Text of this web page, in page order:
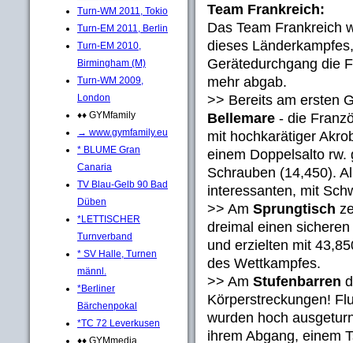
Turn-WM 2011, Tokio
Turn-EM 2011, Berlin
Turn-EM 2010,
Birmingham (M)
Turn-WM 2009,
London
♦♦ GYMfamily
→ www.gymfamily.eu
* BLUME Gran
Canaria
TV Blau-Gelb 90 Bad
Düben
*LETTISCHER
Turnverband
* SV Halle, Turnen
männl.
*Berliner
Bärchenpokal
*TC 72 Leverkusen
♦♦ GYMmedia
Team Frankreich:
Das Team Frankreich
dieses
Gerätedurchgang die
mehr abgab.
>> Bereits am ersten
Bellemare - die
mit hochkarätiger
einem Doppelsalto
Schrauben (14,450).
interessanten, mit
>> Am Sprungtisch
dreimal einen
und erzielten mit
des Wettkampfes.
>> Am Stufenbarren
Körperstreckungen!
wurden hoch
ihrem Abgang, einem